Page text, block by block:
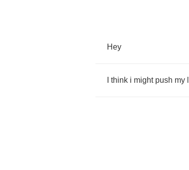
Hey
think i might push my